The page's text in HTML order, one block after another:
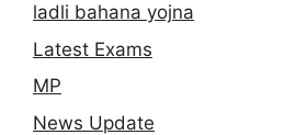
ladli bahana yojna
Latest Exams
MP
News Update